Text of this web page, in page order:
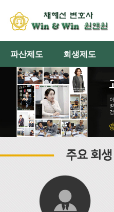
파산제도 회생제도